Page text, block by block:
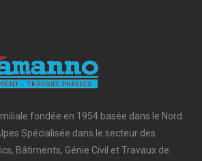
fondée en 1954 basée dans le Nord
Spécialisée dans le secteur des
Bâtiments, Génie Civil et Travaux de